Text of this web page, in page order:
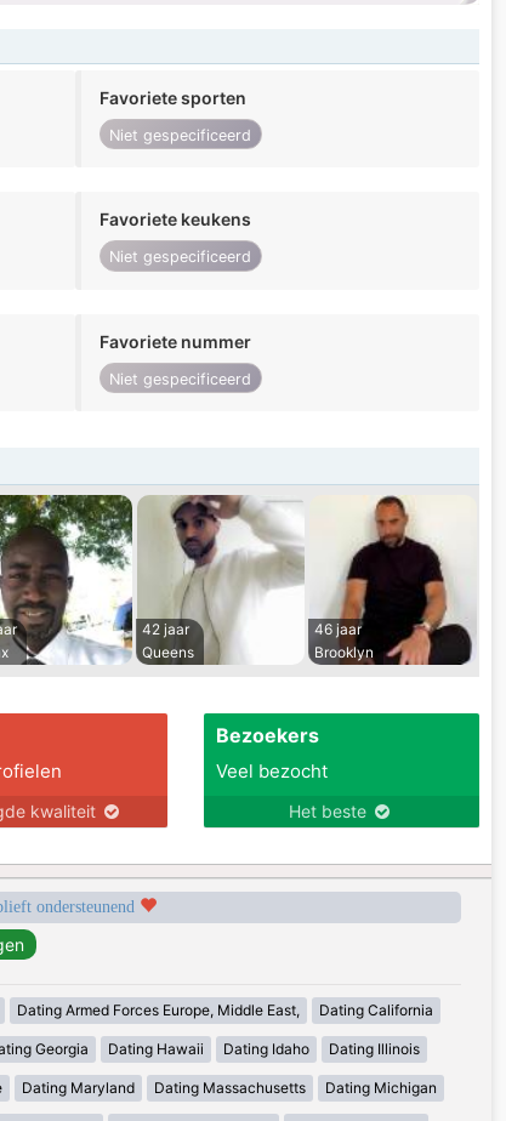
Favoriete sporten
Niet gespecificeerd
Favoriete keukens
Niet gespecificeerd
Favoriete nummer
Niet gespecificeerd
42 jaar
Queens
46 jaar
Brooklyn
kwaliteit
Bezoekers
Veel bezocht
Het beste
ondersteunend
Dating Armed Forces Europe, Middle East, Dating California
Georgia Dating Hawaii Dating Idaho Dating Illinois
Dating Maryland Dating Massachusetts Dating Michigan